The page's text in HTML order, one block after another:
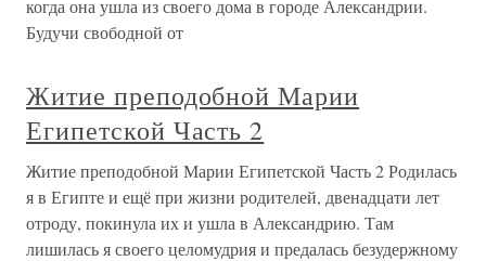
когда она ушла из своего дома в городе Александрии.
Будучи свободной от
Житие преподобной Марии
Египетской Часть 2
Житие преподобной Марии Египетской Часть 2 Родилась
я в Египте и ещё при жизни родителей, двенадцати лет
отроду, покинула их и ушла в Александрию. Там
лишилась я своего целомудрия и предалась безудержному